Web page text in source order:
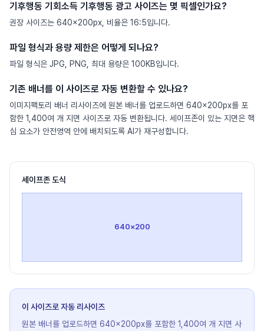
기후행동 기회소득 기후행동 광고 사이즈는 몇 픽셀인가요?
권장 사이즈는 640×200px, 비율은 16:5입니다.
파일 형식과 용량 제한은 어떻게 되나요?
파일 형식은 JPG, PNG, 최대 용량은 100KB입니다.
기존 배너를 이 사이즈로 자동 변환할 수 있나요?
이미지팩토리 배너 리사이즈에 원본 배너를 업로드하면 640×200px를 포
함한 1,400여 개 지면 사이즈로 자동 변환됩니다. 세이프존이 있는 지면은 핵
심 요소가 안전영역 안에 배치되도록 AI가 재구성합니다.
세이프존 도식
640×200
이 사이즈로 자동 리사이즈
원본 배너를 업로드하면 640×200px를 포함한 1,400여 개 지면 사